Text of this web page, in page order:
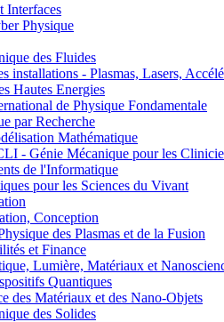
Physique
des Fluides
- Plasmas, Lasers,
Hautes Energies
de Physique Fondamentale
par Recherche
Mathématique
- Génie Mécanique pour les
de l'Informatique
pour les Sciences du Vivant
Conception
des Plasmas et de la Fusion
et Finance
Lumière, Matériaux et
Quantiques
Matériaux et des Nano-Objets
des Solides